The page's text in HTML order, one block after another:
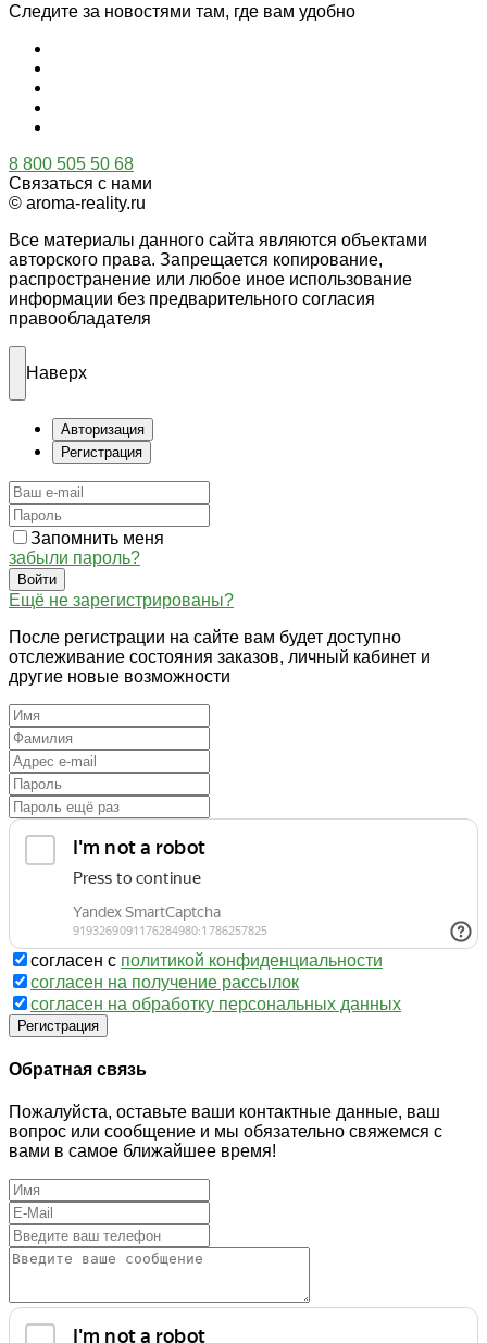
Следите за новостями там, где вам удобно
8 800 505 50 68
Связаться с нами
© aroma-reality.ru
Все материалы данного сайта являются объектами
авторского права. Запрещается копирование,
распространение или любое иное использование
информации без предварительного согласия
правообладателя
Наверх
Авторизация
Регистрация
Запомнить меня
забыли пароль?
Войти
Ещё не зарегистрированы?
После регистрации на сайте вам будет доступно
отслеживание состояния заказов, личный кабинет и
другие новые возможности
согласен с политикой конфиденциальности
согласен на получение рассылок
согласен на обработку персональных данных
Регистрация
Обратная связь
Пожалуйста, оставьте ваши контактные данные, ваш
вопрос или сообщение и мы обязательно свяжемся с
вами в самое ближайшее время!